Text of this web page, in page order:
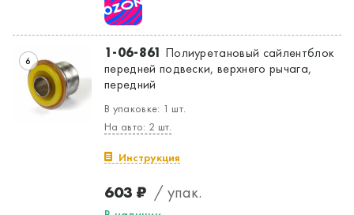
6 1-06-861 Полиуретановый сайлентблок
передней подвески, верхнего рычага,
передний
В упаковке: 1 шт.
На авто: 2 шт.
Инструкция
603 ₽ / упак.